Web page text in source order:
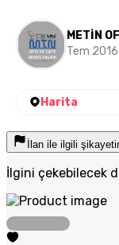
METİN
Tem
Harita
İlan ile ilgili
İlgini çekebilecek